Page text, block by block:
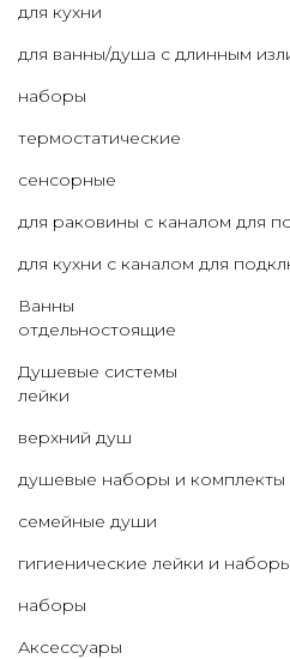
для кухни
для ванны/душа с длинным
наборы
термостатические
сенсорные
для раковины с каналом для
для кухни с каналом для
Ванны
отдельностоящие
Душевые системы
лейки
верхний душ
душевые наборы и комплекты
семейные души
гигиенические лейки и наборы
наборы
Аксессуары